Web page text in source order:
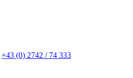
+43 (0) 2742 / 74 333